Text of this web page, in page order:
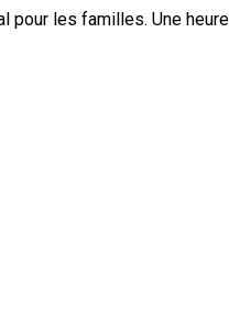
les familles. Une